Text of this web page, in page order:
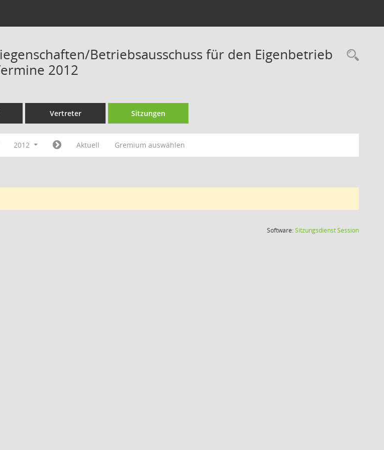
Betriebsausschuss für den Eigenbetrieb
2012
Vertreter Sitzungen
2012 Aktuell Gremium auswählen
Software:SitzungsdienstSession(Wird in